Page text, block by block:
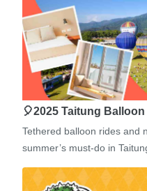
🎈2025 Taitung
Tethered balloon rides and
summer’s must-do in